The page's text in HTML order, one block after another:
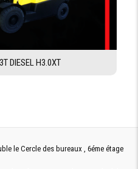
DIESEL H3.0XT
le Cercle des bureaux , 6éme étage